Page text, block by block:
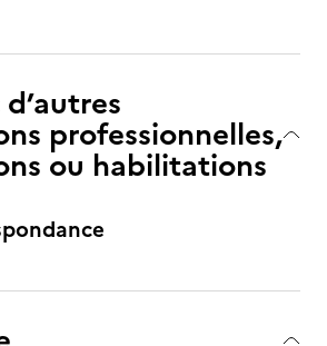
professionnelles,
ou habilitations